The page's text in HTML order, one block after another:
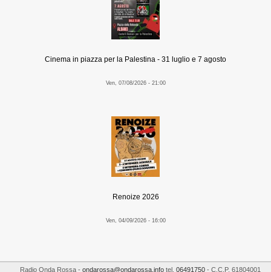
Cinema in piazza per la Palestina - 31 luglio e 7 agosto
Ven, 07/08/2026 - 21:00
Renoize 2026
Ven, 04/09/2026 - 16:00
Radio Onda Rossa- ondarossa@ondarossa.infotel. 06491750- C.C.P. 61804001